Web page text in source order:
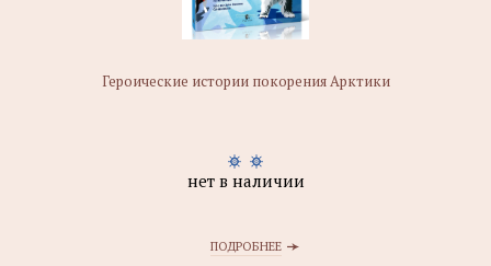
Героические истории покорения Арктики
нет в наличии
ПОДРОБНЕЕ